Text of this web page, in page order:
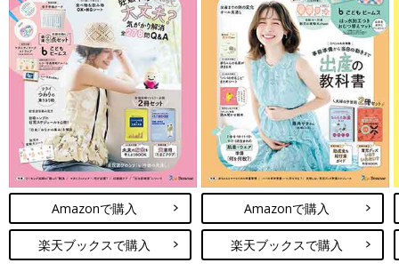
的になっており、気に入っているんだそう♪ スカートはインナー
パンツが付いているので、活発なキッズでも安心して着られそう
ですね◎
アメリカンスタイルがかわいすぎる！綿100％のポ
ップコーン柄パジャマ
Amazonで購入
楽天ブックスで購入
Amazonで購入
楽天ブックスで購入